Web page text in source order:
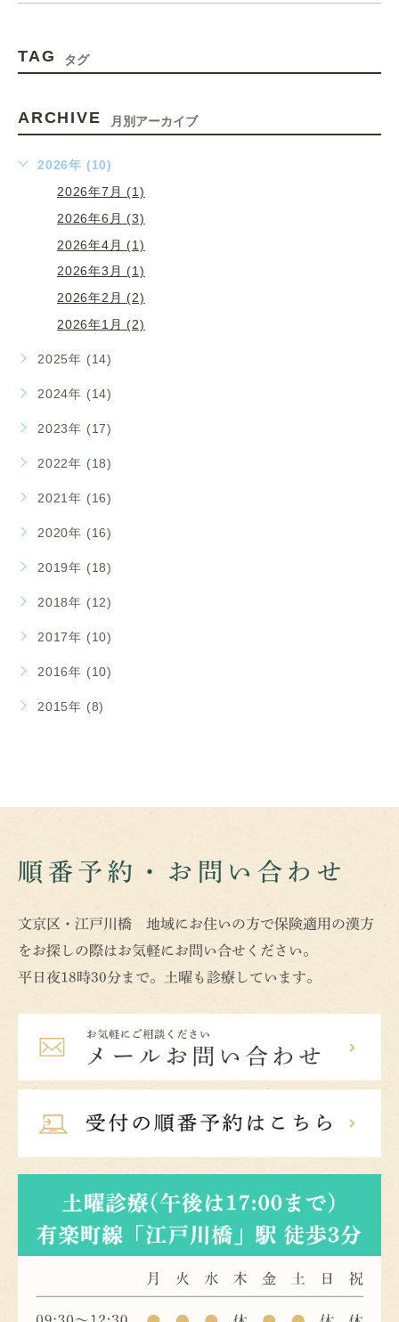
TAG タグ
ARCHIVE 月別アーカイブ
2026年 (10)
2026年7月 (1)
2026年6月 (3)
2026年4月 (1)
2026年3月 (1)
2026年2月 (2)
2026年1月 (2)
2025年 (14)
2024年 (14)
2023年 (17)
2022年 (18)
2021年 (16)
2020年 (16)
2019年 (18)
2018年 (12)
2017年 (10)
2016年 (10)
2015年 (8)
順番予約・お問い合わせ
文京区・江戸川橋 地域にお住いの方で保険適用の漢方
をお探しの際はお気軽にお問い合せください。
平日夜18時30分まで。土曜も診療しています。